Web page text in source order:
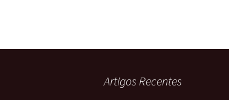
Artigos Recentes